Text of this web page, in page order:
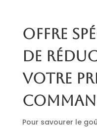
Offre
de
votre
Pour savourer le